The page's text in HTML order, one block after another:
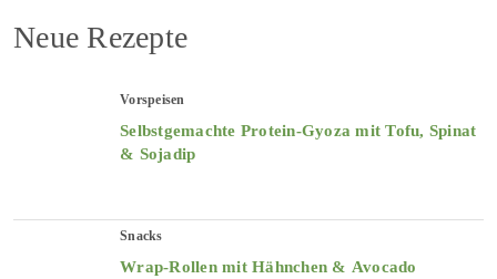
Neue Rezepte
Vorspeisen
Selbstgemachte Protein-Gyoza mit Tofu, Spinat
& Sojadip
Snacks
Wrap-Rollen mit Hähnchen & Avocado